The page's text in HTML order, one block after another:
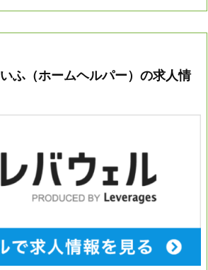
ふ（ホームヘルパー）の求人情